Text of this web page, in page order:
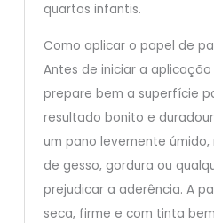
quartos infantis.
Como aplicar o papel de
Antes de iniciar a
prepare bem a superfície
resultado bonito e
um pano levemente
de gesso, gordura ou
prejudicar a aderência. A
seca, firme e com tinta